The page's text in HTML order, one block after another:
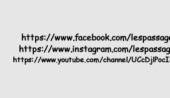
https://www.facebook.com/
https://www.instagram.com/
https://www.youtube.com/channel/